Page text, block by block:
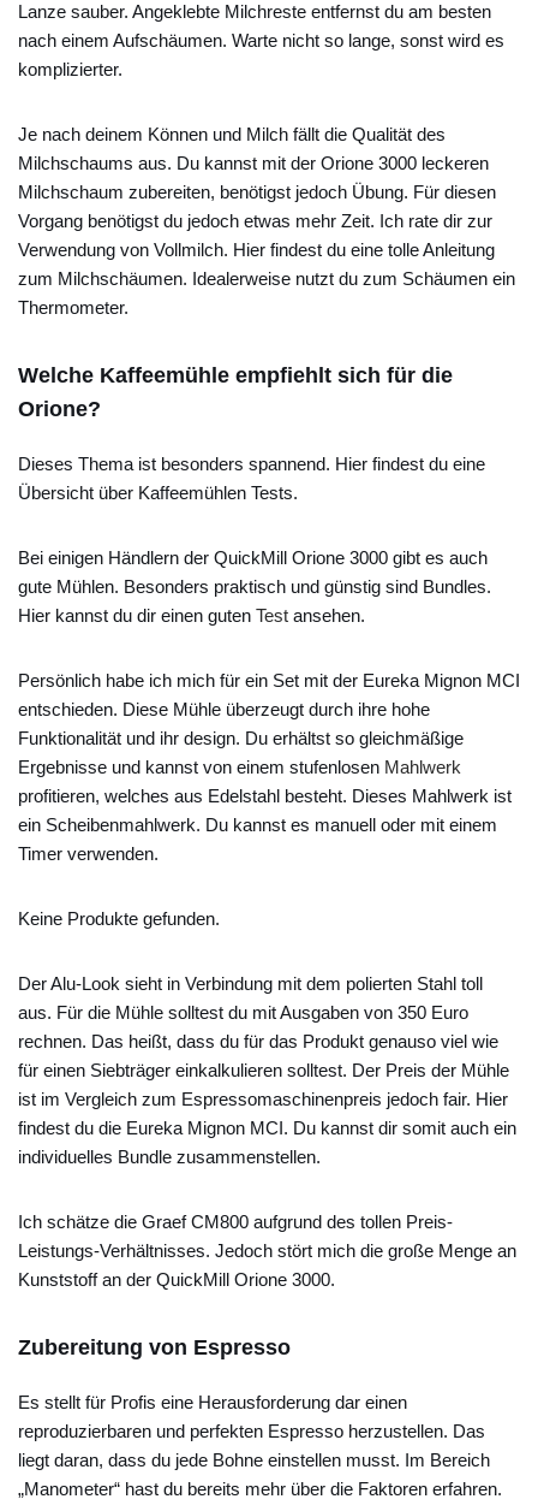
Lanze sauber. Angeklebte Milchreste entfernst du am besten
nach einem Aufschäumen. Warte nicht so lange, sonst wird es
komplizierter.
Je nach deinem Können und Milch fällt die Qualität des
Milchschaums aus. Du kannst mit der Orione 3000 leckeren
Milchschaum zubereiten, benötigst jedoch Übung. Für diesen
Vorgang benötigst du jedoch etwas mehr Zeit. Ich rate dir zur
Verwendung von Vollmilch. Hier findest du eine tolle Anleitung
zum Milchschäumen. Idealerweise nutzt du zum Schäumen ein
Thermometer.
Welche Kaffeemühle empfiehlt sich für die
Orione?
Dieses Thema ist besonders spannend. Hier findest du eine
Übersicht über Kaffeemühlen Tests.
Bei einigen Händlern der QuickMill Orione 3000 gibt es auch
gute Mühlen. Besonders praktisch und günstig sind Bundles.
Hier kannst du dir einen guten Test ansehen.
Persönlich habe ich mich für ein Set mit der Eureka Mignon MCI
entschieden. Diese Mühle überzeugt durch ihre hohe
Funktionalität und ihr design. Du erhältst so gleichmäßige
Ergebnisse und kannst von einem stufenlosen Mahlwerk
profitieren, welches aus Edelstahl besteht. Dieses Mahlwerk ist
ein Scheibenmahlwerk. Du kannst es manuell oder mit einem
Timer verwenden.
Keine Produkte gefunden.
Der Alu-Look sieht in Verbindung mit dem polierten Stahl toll
aus. Für die Mühle solltest du mit Ausgaben von 350 Euro
rechnen. Das heißt, dass du für das Produkt genauso viel wie
für einen Siebträger einkalkulieren solltest. Der Preis der Mühle
ist im Vergleich zum Espressomaschinenpreis jedoch fair. Hier
findest du die Eureka Mignon MCI. Du kannst dir somit auch ein
individuelles Bundle zusammenstellen.
Ich schätze die Graef CM800 aufgrund des tollen Preis-
Leistungs-Verhältnisses. Jedoch stört mich die große Menge an
Kunststoff an der QuickMill Orione 3000.
Zubereitung von Espresso
Es stellt für Profis eine Herausforderung dar einen
reproduzierbaren und perfekten Espresso herzustellen. Das
liegt daran, dass du jede Bohne einstellen musst. Im Bereich
„Manometer“ hast du bereits mehr über die Faktoren erfahren.